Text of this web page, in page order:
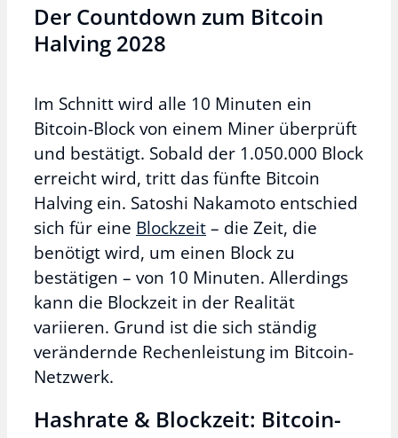
Der Countdown zum Bitcoin
Halving 2028
Im Schnitt wird alle 10 Minuten ein
Bitcoin-Block von einem Miner überprüft
und bestätigt. Sobald der 1.050.000 Block
erreicht wird, tritt das fünfte Bitcoin
Halving ein. Satoshi Nakamoto entschied
sich für eine Blockzeit– die Zeit, die
benötigt wird, um einen Block zu
bestätigen – von 10 Minuten. Allerdings
kann die Blockzeit in der Realität
variieren. Grund ist die sich ständig
verändernde Rechenleistung im Bitcoin-
Netzwerk.
Hashrate & Blockzeit: Bitcoin-